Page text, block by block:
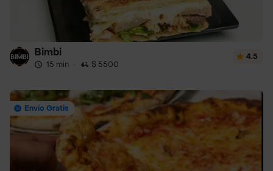
Bimbi
15 min · $ 5500
4.5
Envío Gratis